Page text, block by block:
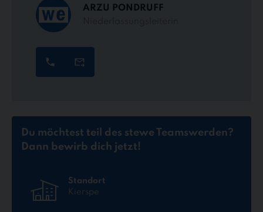
ARZU PONDRUFF
Du möchtest teil des stewe Teamswerden?
Dann bewirb dich jetzt!
Standort
Kierspe